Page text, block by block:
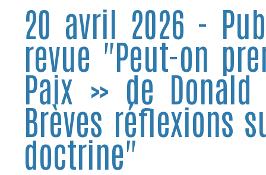
20 avril 2026 -
revue "Peut-on
Paix » de
Brèves réflexions
doctrine"